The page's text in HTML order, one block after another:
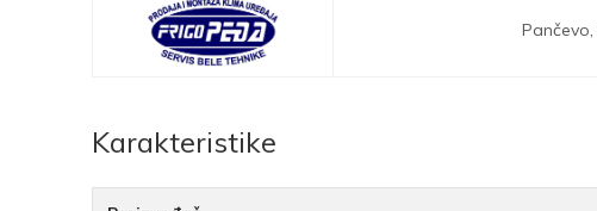
Pančevo,
Karakteristike